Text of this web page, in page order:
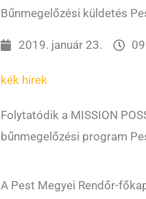
Bűnmegelőzési küldetés
2019. január 23.
kék hírek
Folytatódik a MISSION
bűnmegelőzési program
A Pest Megyei Rendőr-